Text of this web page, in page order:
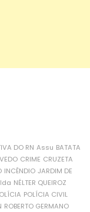
DO RN Assu BATATA
CRIME CRUZETA
INCÊNDIO JARDIM DE
NÉLTER QUEIROZ
POLÍCIA CIVIL
ROBERTO GERMANO